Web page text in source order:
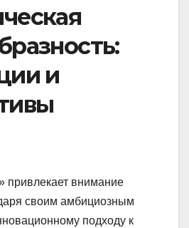
и
привлекает внимание
своим амбициозным
подходу к